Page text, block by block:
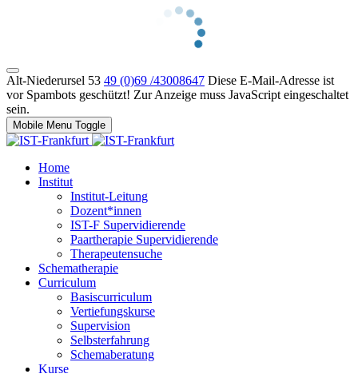
Alt-Niederursel 53 49 (0)69 /43008647 Diese E-Mail-Adresse ist
vor Spambots geschützt! Zur Anzeige muss JavaScript eingeschaltet
sein.
Mobile Menu Toggle
Home
Institut
Institut-Leitung
Dozent*innen
IST-F Supervidierende
Paartherapie Supervidierende
Therapeutensuche
Schematherapie
Curriculum
Basiscurriculum
Vertiefungskurse
Supervision
Selbsterfahrung
Schemaberatung
Kurse